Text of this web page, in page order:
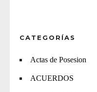
CATEGORÍAS
Actas de Posesion
ACUERDOS